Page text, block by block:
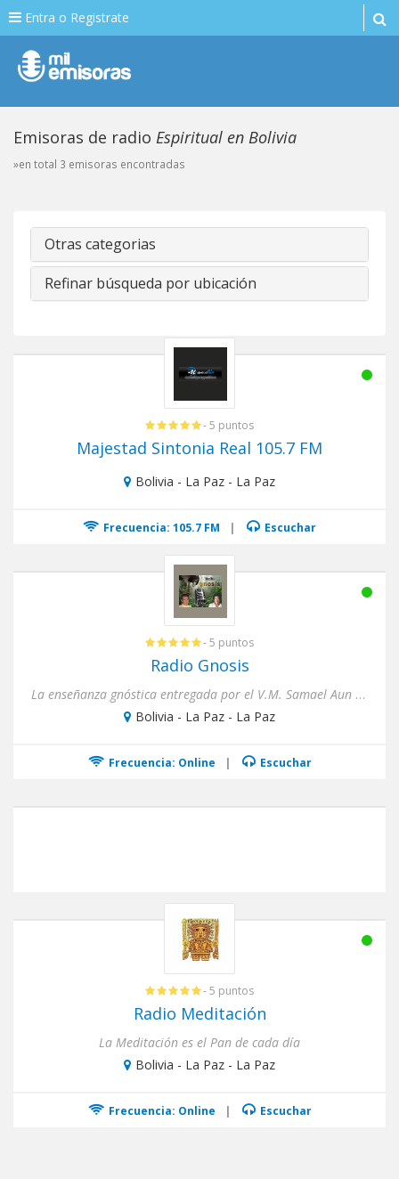
Entra o Registrate
Emisoras de radio Espiritual en Bolivia
»en total 3 emisoras encontradas
Otras categorias
Refinar búsqueda por ubicación
- 5 puntos
Majestad Sintonia Real 105.7 FM
Bolivia - La Paz - La Paz
Frecuencia: 105.7 FM | Escuchar
- 5 puntos
Radio Gnosis
La enseñanza gnóstica entregada por el V.M. Samael Aun Weor
Bolivia - La Paz - La Paz
Frecuencia: Online | Escuchar
- 5 puntos
Radio Meditación
La Meditación es el Pan de cada día
Bolivia - La Paz - La Paz
Frecuencia: Online | Escuchar